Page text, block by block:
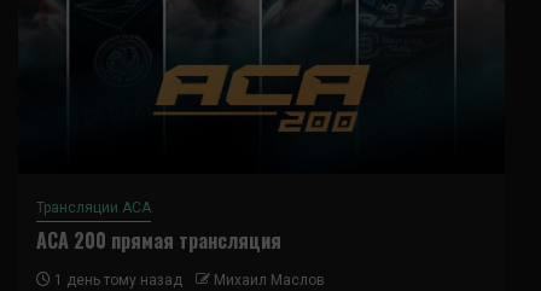
Трансляции ACA
ACA 200 прямая трансляция
1 день тому назад Михаил Маслов